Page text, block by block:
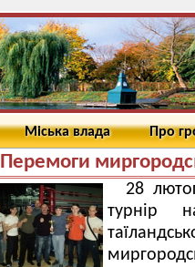
Міська влада Про
Перемоги
28
турнір